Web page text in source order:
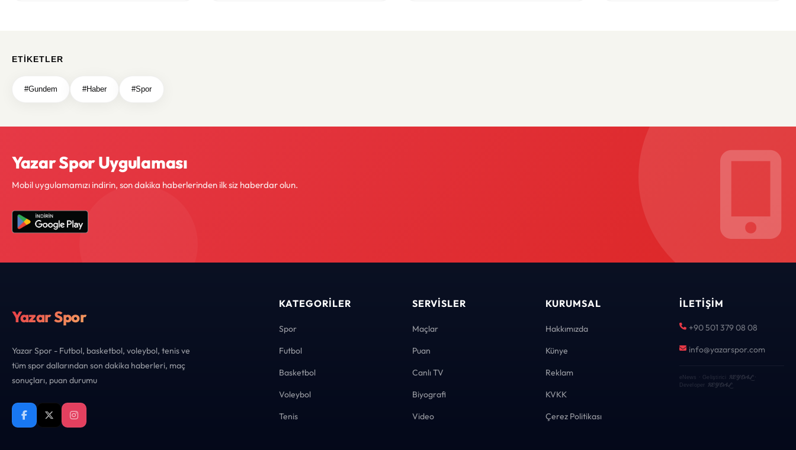
ETIKETLER
#Gundem #Haber #Spor
Yazar Spor Uygulaması
Mobil uygulamamızı indirin, son dakika haberlerinden ilk siz haberdar olun.
Yazar Spor
Yazar Spor - Futbol, basketbol, voleybol, tenis ve
tüm spor dallarından son dakika haberleri, maç
sonuçları, puan durumu
KATEGORILER
Spor
Futbol
Basketbol
Voleybol
Tenis
SERVISLER
Maçlar
Puan
Canlı TV
Biyografi
Video
KURUMSAL
Hakkımızda
Künye
Reklam
KVKK
Çerez Politikası
İLETIŞIM
+90 501 379 08 08
info@yazarspor.com
eNews · Geliştirici KEYDAL·
Developer KEYDAL